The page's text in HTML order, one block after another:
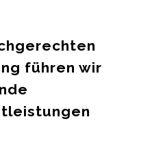
führen wir